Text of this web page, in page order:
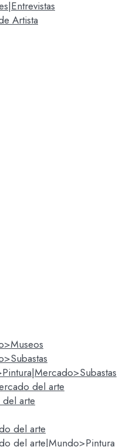
Artista
del arte
arte
del arte
del arte|Mundo>Pintura